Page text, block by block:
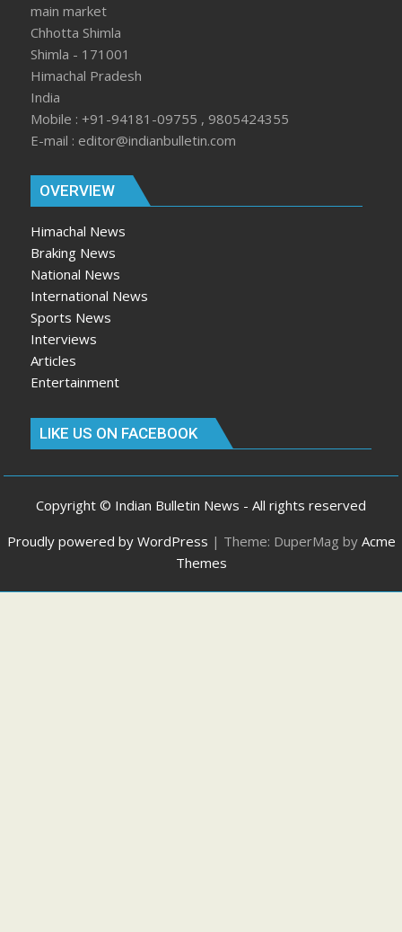
main market
Chhotta Shimla
Shimla - 171001
Himachal Pradesh
India
Mobile : +91-94181-09755 , 9805424355
E-mail : editor@indianbulletin.com
OVERVIEW
Himachal News
Braking News
National News
International News
Sports News
Interviews
Articles
Entertainment
LIKE US ON FACEBOOK
Copyright © Indian Bulletin News - All rights reserved
Proudly powered by WordPress | Theme: DuperMag by Acme
Themes